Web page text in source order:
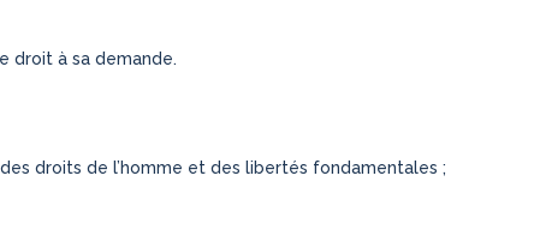
droit à sa demande.
droits de l’homme et des libertés fondamentales ;